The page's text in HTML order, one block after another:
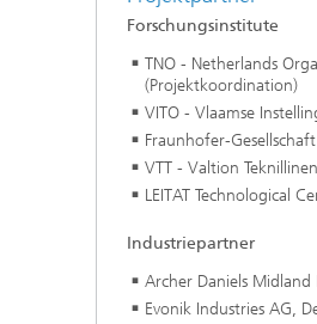
Forschungsinstitute
TNO - Netherlands
(Projektkoordination)
VITO - Vlaamse
Fraunhofer-
VTT - Valtion
LEITAT Technological
Industriepartner
Archer Daniels Midland
Evonik Industries AG,